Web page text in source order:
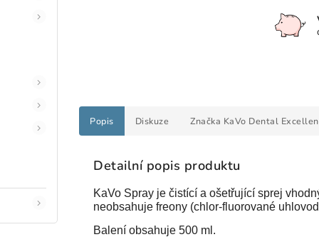
Popis Diskuze Značka KaVo Dental
Detailní popis produktu
KaVo Spray je čistící a ošetřující sprej
neobsahuje freony (chlor-fluorované
Balení obsahuje 500 ml.